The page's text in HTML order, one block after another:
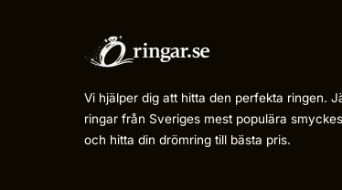
Vi hjälper dig att hitta den perfekta ringen.
ringar från Sveriges mest populära
och hitta din drömring till bästa pris.